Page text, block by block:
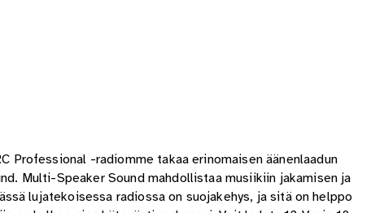
Professional -radiomme takaa erinomaisen äänenlaadun
Multi-Speaker Sound mahdollistaa musiikiin jakamisen ja
lujatekoisessa radiossa on suojakehys, ja sitä on helppo